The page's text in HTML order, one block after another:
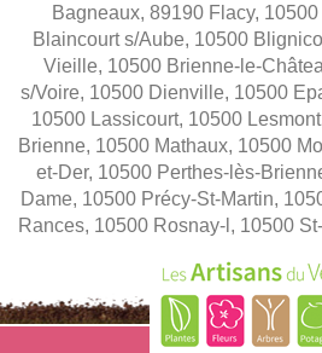
Bagneaux, 89190 Flacy,
Blaincourt s/Aube, 10500
Vieille, 10500 Brienne-le-
s/Voire, 10500 Dienville, 10500
10500 Lassicourt, 10500
Brienne, 10500 Mathaux, 10500
et-Der, 10500 Perthes-lès-
Dame, 10500 Précy-St-Martin,
Rances, 10500 Rosnay-l, 10500